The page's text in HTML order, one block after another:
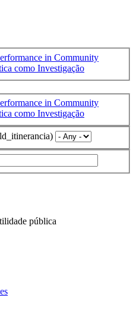
in Community
como Investigação
in Community
como Investigação
pública